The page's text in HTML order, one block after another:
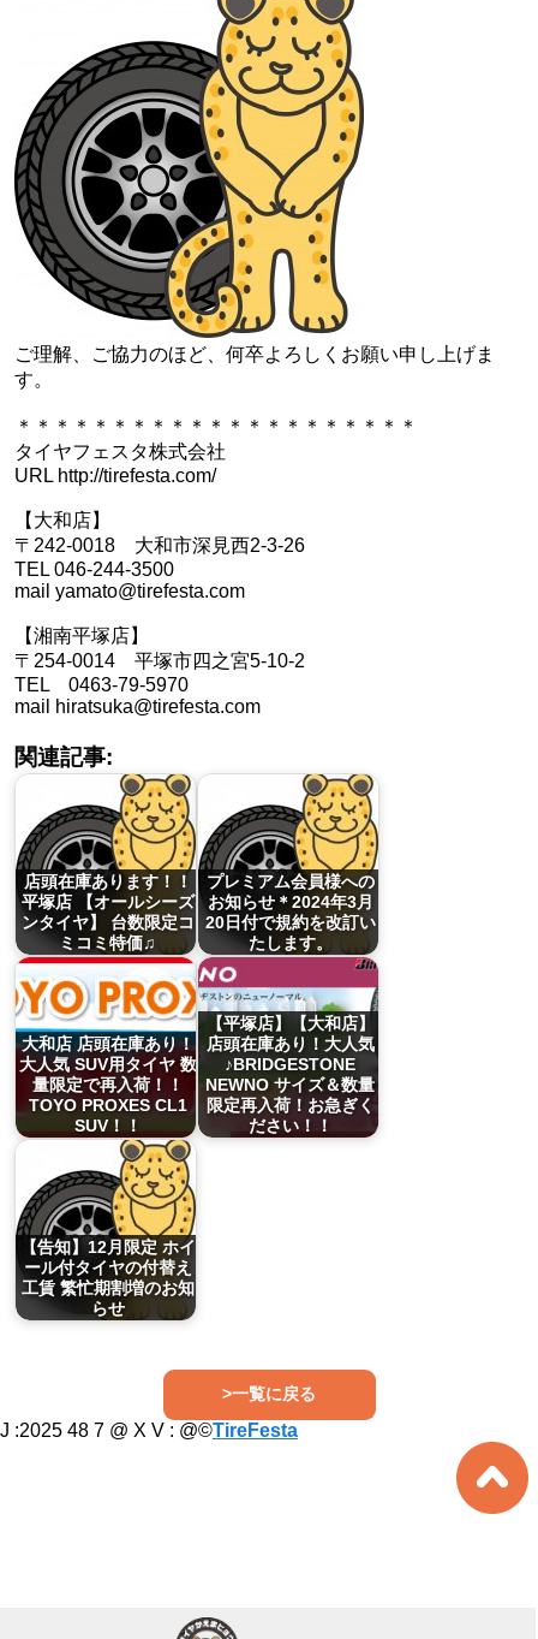
ご理解、ご協力のほど、何卒よろしくお願い申し上げま
す。
＊＊＊＊＊＊＊＊＊＊＊＊＊＊＊＊＊＊＊＊＊
タイヤフェスタ株式会社
URL http://tirefesta.com/
【大和店】
〒242-0018 大和市深見西2-3-26
TEL 046-244-3500
mail yamato@tirefesta.com
【湘南平塚店】
〒254-0014 平塚市四之宮5-10-2
TEL 0463-79-5970
mail hiratsuka@tirefesta.com
関連記事:
店頭在庫あります！！
平塚店 【オールシーズ
ンタイヤ】 台数限定コ
ミコミ特価♫
プレミアム会員様への
お知らせ＊2024年3月
20日付で規約を改訂い
たします。
大和店 店頭在庫あり！
大人気 SUV用タイヤ 数
量限定で再入荷！！
TOYO PROXES CL1
SUV！！
【平塚店】【大和店】
店頭在庫あり！大人気
♪BRIDGESTONE
NEWNO サイズ＆数量
限定再入荷！お急ぎく
ださい！！
【告知】12月限定 ホイ
ール付タイヤの付替え
工賃 繁忙期割増のお知
らせ
>一覧に戻る
J :2025 48 7 @ X V : @©TireFesta